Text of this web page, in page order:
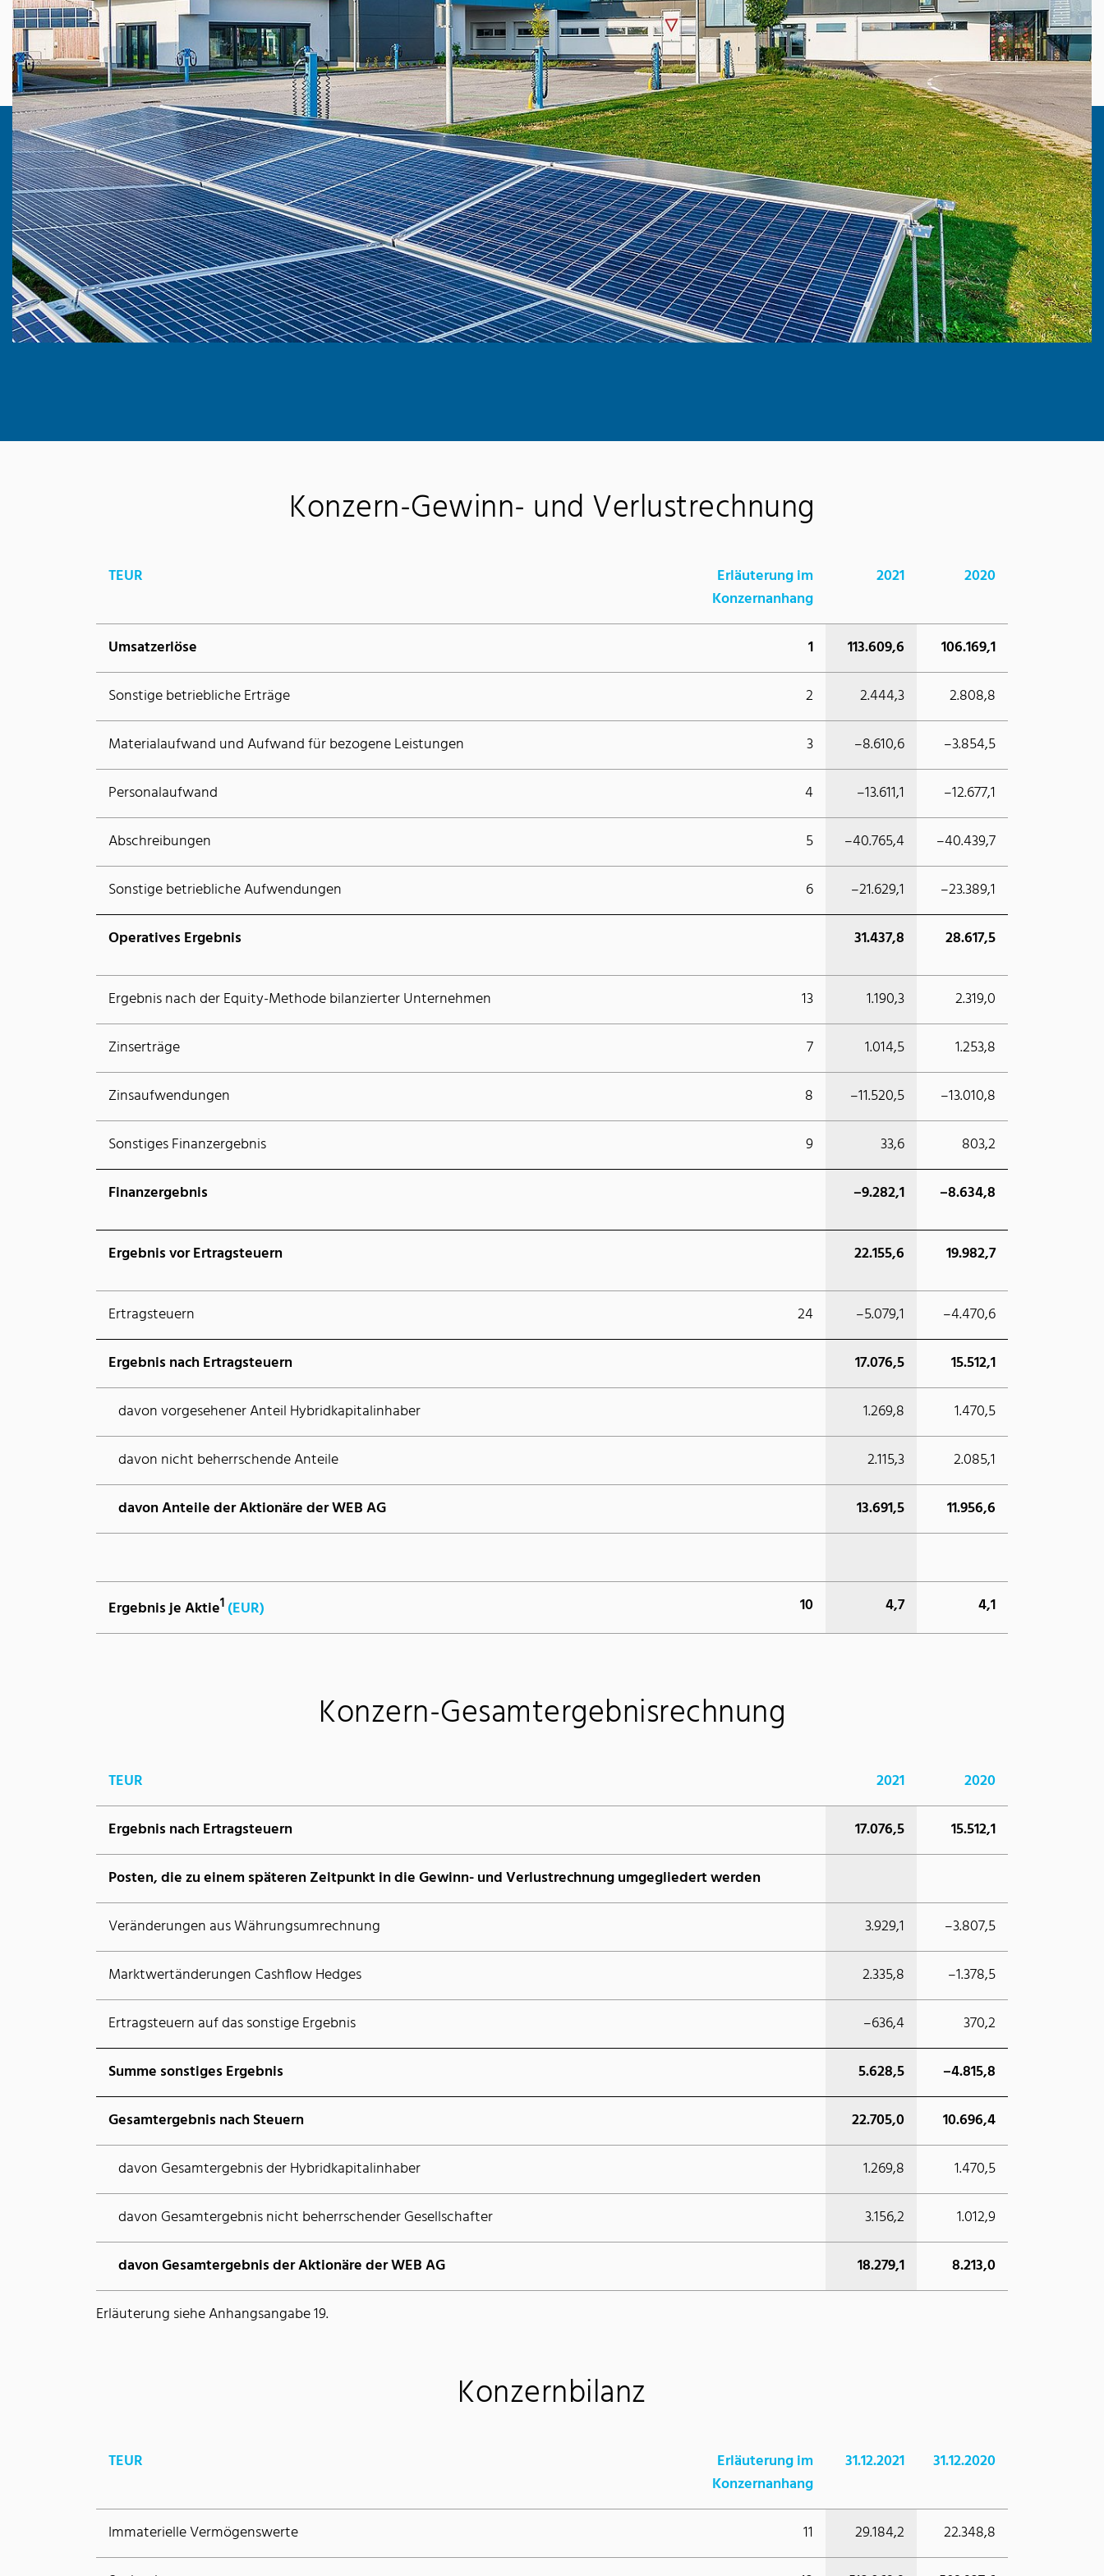
Konzern-Gewinn- und Verlustrechnung
TEUR
Erläuterung im
Konzernanhang
2021 2020
Umsatzerlöse 1 113.609,6 106.169,1
Sonstige betriebliche Erträge 2 2.444,3 2.808,8
Materialaufwand und Aufwand für bezogene Leistungen 3 –8.610,6 –3.854,5
Personalaufwand 4 –13.611,1 –12.677,1
Abschreibungen 5 –40.765,4 –40.439,7
Sonstige betriebliche Aufwendungen 6 –21.629,1 –23.389,1
Operatives Ergebnis 31.437,8 28.617,5
Ergebnis nach der Equity-Methode bilanzierter Unternehmen 13 1.190,3 2.319,0
Zinserträge 7 1.014,5 1.253,8
Zinsaufwendungen 8 –11.520,5 –13.010,8
Sonstiges Finanzergebnis 9 33,6 803,2
Finanzergebnis –9.282,1 –8.634,8
Ergebnis vor Ertragsteuern 22.155,6 19.982,7
Ertragsteuern 24 –5.079,1 –4.470,6
Ergebnis nach Ertragsteuern 17.076,5 15.512,1
davon vorgesehener Anteil Hybridkapitalinhaber 1.269,8 1.470,5
davon nicht beherrschende Anteile 2.115,3 2.085,1
davon Anteile der Aktionäre der WEB AG 13.691,5 11.956,6
Ergebnis je Aktie1 (EUR) 10 4,7 4,1
Konzern-Gesamtergebnisrechnung
TEUR 2021 2020
Ergebnis nach Ertragsteuern 17.076,5 15.512,1
Posten, die zu einem späteren Zeitpunkt in die Gewinn- und Verlustrechnung umgegliedert werden
Veränderungen aus Währungsumrechnung 3.929,1 –3.807,5
Marktwertänderungen Cashflow Hedges 2.335,8 –1.378,5
Ertragsteuern auf das sonstige Ergebnis –636,4 370,2
Summe sonstiges Ergebnis 5.628,5 –4.815,8
Gesamtergebnis nach Steuern 22.705,0 10.696,4
davon Gesamtergebnis der Hybridkapitalinhaber 1.269,8 1.470,5
davon Gesamtergebnis nicht beherrschender Gesellschafter 3.156,2 1.012,9
davon Gesamtergebnis der Aktionäre der WEB AG 18.279,1 8.213,0
Erläuterung siehe Anhangsangabe 19.
Konzernbilanz
TEUR
Erläuterung im
Konzernanhang
31.12.2021 31.12.2020
Immaterielle Vermögenswerte 11 29.184,2 22.348,8